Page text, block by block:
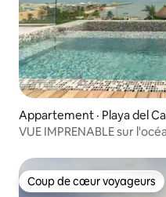
Appartement · Playa del
VUE IMPRENABLE sur
Coup de cœur voyageurs
Coup de cœur voyageurs